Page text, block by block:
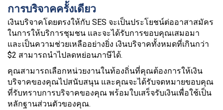
การบริจาคครั้งเดียว
เงินบริจาคโดยตรงให้กับ SES จะเป็นประโยชน์ต่ออาสาสมัคร
ในการให้บริการชุมชน และจะได้รับการขอบคุณเสมอมา
และเป็นความช่วยเหลืออย่างยิ่ง เงินบริจาคทั้งหมดที่เกินกว่า
$2 สามารถนำไปลดหย่อนภาษีได้.
คุณสามารถเลือกหน่วยงานในท้องถิ่นที่คุณต้องการให้เงิน
บริจาคของคุณไปสนับสนุน และคุณจะได้รับจดหมายขอบคุณ
ที่รับทราบการบริจาคของคุณ พร้อมใบเสร็จรับเงินเพื่อใช้เป็น
หลักฐานส่วนตัวของคุณ.